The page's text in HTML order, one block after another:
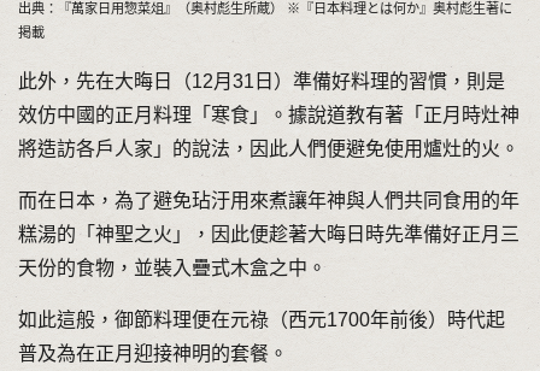
出典：『萬家日用惣菜俎』（奥村彪生所蔵） ※『日本料理とは何か』奥村彪生著に
掲載
此外，先在大晦日（12月31日）準備好料理的習慣，則是
效仿中國的正月料理「寒食」。據說道教有著「正月時灶神
將造訪各戶人家」的說法，因此人們便避免使用爐灶的火。
而在日本，為了避免玷汙用來煮讓年神與人們共同食用的年
糕湯的「神聖之火」，因此便趁著大晦日時先準備好正月三
天份的食物，並裝入疊式木盒之中。
如此這般，御節料理便在元祿（西元1700年前後）時代起
普及為在正月迎接神明的套餐。